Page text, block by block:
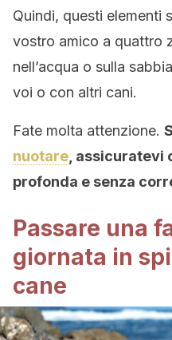
Quindi, questi elementi
vostro amico a quattro
nell’acqua o sulla
voi o con altri cani.
Fate molta attenzione.
nuotare , assicuratevi
profonda e senza
Passare una
giornata in
cane